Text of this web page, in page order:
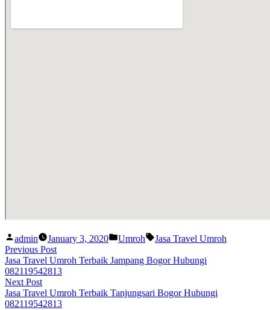
Posted
by
admin January 3, 2020
Posted
Umroh Tags:
Jasa Travel Umroh
Post
navigation
Previous PostPrevious
post:
Jasa Travel Umroh Terbaik Jampang Bogor Hubungi
082119542813
Next PostNext
post:
Jasa Travel Umroh Terbaik Tanjungsari Bogor Hubungi
082119542813